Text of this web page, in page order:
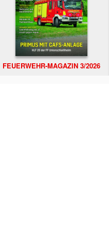
FEUERWEHR-MAGAZIN 3/2026